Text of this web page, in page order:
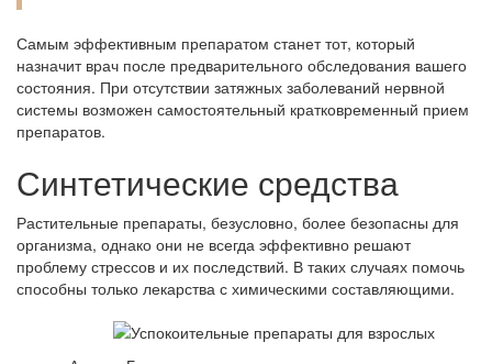
Самым эффективным препаратом станет тот, который
назначит врач после предварительного обследования вашего
состояния. При отсутствии затяжных заболеваний нервной
системы возможен самостоятельный кратковременный прием
препаратов.
Синтетические средства
Растительные препараты, безусловно, более безопасны для
организма, однако они не всегда эффективно решают
проблему стрессов и их последствий. В таких случаях помочь
способны только лекарства с химическими составляющими.